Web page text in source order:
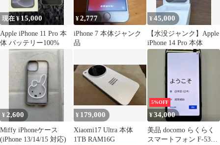
現在 ¥ 15,000
Apple iPhone 11 Pro 本
体 バッテリー100%
¥2,777
iPhone 7 本体ジャンク
品
¥45,000
【水没ジャンク】Apple
iPhone 14 Pro 本体
¥ 2,600
Miffy iPhoneケース
(iPhone 13/14/15 対応)
¥ 179,000
Xiaomi17 Ultra 本体
1TB RAM16G
5%OFF
¥34,000
美品 docomo らくらく
スマートフォン F-53E